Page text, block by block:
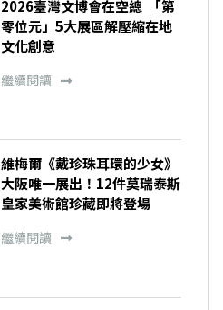
2026臺灣文博會在空總 「第
零位元」5大展區解壓縮在地
文化創意
繼續閱讀
維梅爾《戴珍珠耳環的少女》
大阪唯一展出！12件莫瑞泰斯
皇家美術館珍藏即將登場
繼續閱讀